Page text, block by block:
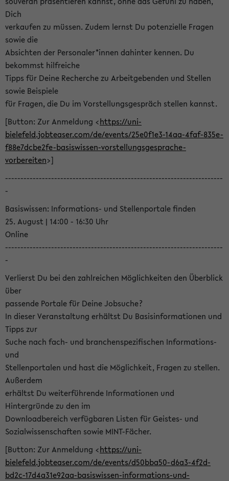
Dich
verkaufen zu müssen. Zudem lernst Du potenzielle Fragen
sowie die
Absichten der Personaler*innen dahinter kennen. Du
bekommst hilfreiche
Tipps für Deine Recherche zu Arbeitgebenden und Stellen
sowie Beispiele
für Fragen, die Du im Vorstellungsgespräch stellen kannst.
[Button: Zur Anmeldung <https://uni-
bielefeld.jobteaser.com/de/events/25e0f1e3-14aa-4faf-835e-
f88e7dcbe2fe-basiswissen-vorstellungsgesprache-
vorbereiten>]
-----------------------------------------------------------------------
-
Basiswissen: Informations- und Stellenportale finden
25. August | 14:00 - 16:30 Uhr
Online
-----------------------------------------------------------------------
-
Verlierst Du bei den zahlreichen Möglichkeiten den Überblick
über
passende Portale für Deine Jobsuche?
In dieser Veranstaltung erhältst Du Basisinformationen und
Tipps zur
Suche nach fach- und branchenspezifischen Informations-
und
Stellenportalen und hast die Möglichkeit, Fragen zu stellen.
Außerdem
erhältst Du weiterführende Informationen und
Hintergründe zu den im
Downloadbereich verfügbaren Listen für Geistes- und
Sozialwissenschaften sowie MINT-Fächer.
[Button: Zur Anmeldung <https://uni-
bielefeld.jobteaser.com/de/events/d50bba50-d6a3-4f2d-
bd2c-17d4a31e92aa-basiswissen-informations-und-